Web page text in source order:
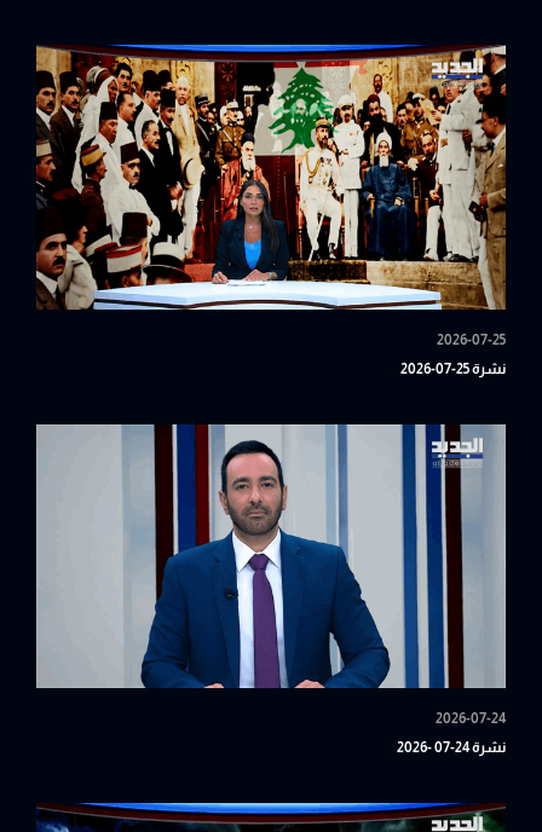
2026-07-25
نشرة 25-07-2026
2026-07-24
نشرة 24-07 -2026